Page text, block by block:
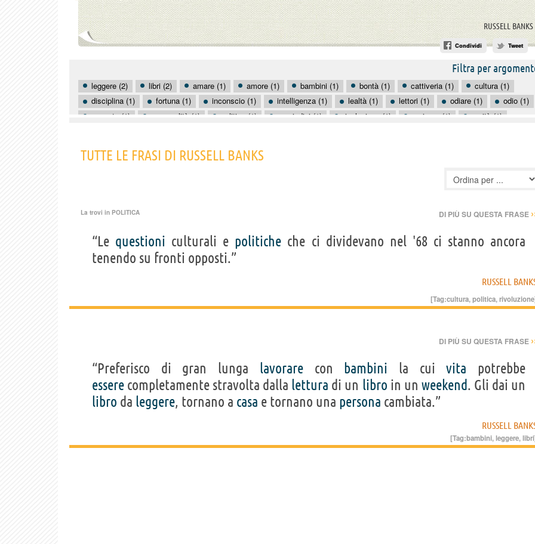
RUSSELL BANKS
Condividi Tweet
Filtra per
leggere (2) libri (2) amare (1) amore (1) bambini (1) bontà (1) cattiveria (1)
cultura (1)
disciplina (1)
fortuna (1) inconscio (1) intelligenza (1) lealtà (1) lettori (1) odiare (1)
odio (1)
peccato (1)
personalità (1) politica (1) pregiudizi (1) rivoluzione (1) scrivere (1) verità (1)
TUTTE LE FRASI DI RUSSELL BANKS
La trovi in POLITICA DI PIÙ SU QUESTA FRASE
“Le questioni culturali e politiche che ci dividevano nel '68 ci stanno ancora
tenendo su fronti opposti.”
RUSSELL
[Tag:cultura,politica,rivoluzione
DI PIÙ SU QUESTA FRASE
“Preferisco di gran lunga lavorarecon bambini la cuivita potrebbe
essere completamente stravolta dalla lettura di un libro in un weekend. Gli dai un
libro da leggere, tornano a casa e tornano una persona cambiata.”
RUSSELL
[Tag:bambini,leggere,libri